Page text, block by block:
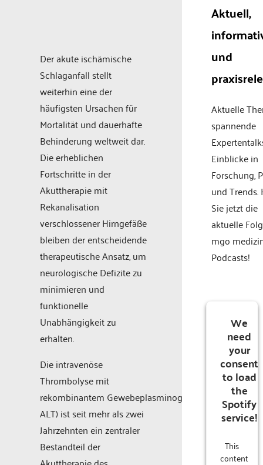
Der akute ischämische
Schlaganfall stellt
weiterhin eine der
häufigsten Ursachen für
Mortalität und dauerhafte
Behinderung weltweit dar.
Die erheblichen
Fortschritte in der
Akuttherapie mit
Rekanalisation
verschlossener Hirngefäße
bleiben der entscheidende
therapeutische Ansatz, um
neurologische Defizite zu
minimieren und
funktionelle
Unabhängigkeit zu
erhalten.
Die intravenöse
Thrombolyse mit
rekombinantem Gewebeplasminogenaktivator
ALT) ist seit mehr als zwei
Jahrzehnten ein zentraler
Bestandteil der
Aktuell,
und
Aktuelle
spannende
Einblicke in
Forschung,
und Trends.
Sie jetzt die
aktuelle
mgo
Podcasts!
We
need
your
consent
to load
the
Spotify
service!
This
content